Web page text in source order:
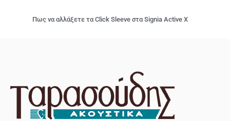
Πως να αλλάξετε τα Click Sleeve στα Signia Active Χ